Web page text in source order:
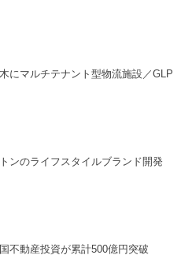
にマルチテナント型物流施設／GLP
ンのライフスタイルブランド開発
不動産投資が累計500億円突破